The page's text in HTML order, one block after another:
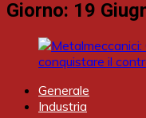
Giorno: 19
Generale
Industria